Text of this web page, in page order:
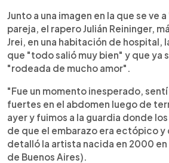
Junto a una imagen en la que se ve
pareja, el rapero Julián Reininger,
Jrei, en una habitación de hospital,
que "todo salió muy bien" y que ya
"rodeada de mucho amor".
"Fue un momento inesperado,
fuertes en el abdomen luego de
ayer y fuimos a la guardia donde
de que el embarazo era ectópico y
detalló la artista nacida en 2000
de Buenos Aires).